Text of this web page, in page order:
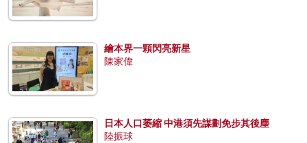
繪本界一顆閃亮新星
陳家偉
日本人口萎縮 中港須先謀劃免步其後塵
陸振球